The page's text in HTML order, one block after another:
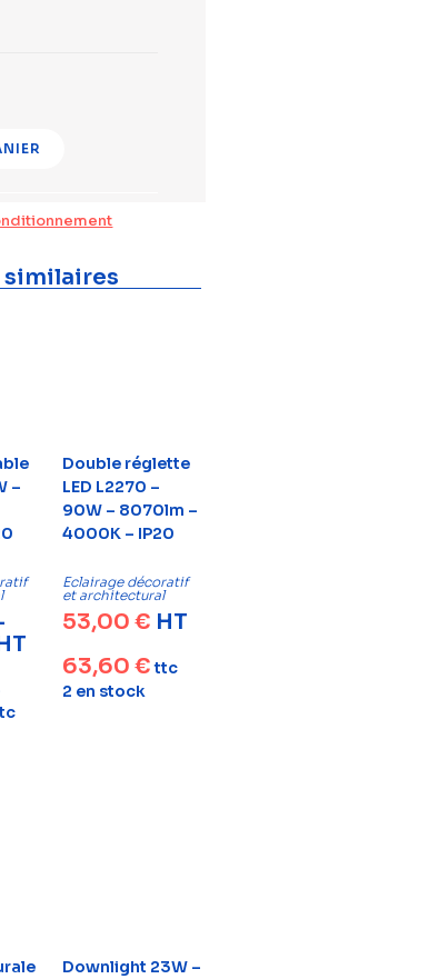
similaires
–
Double réglette
LED L2270 –
90W – 8070lm –
4000K – IP20
Eclairage décoratif
et architectural
53,00 € HT
63,60 €ttc
2 en stock
Downlight 23W –